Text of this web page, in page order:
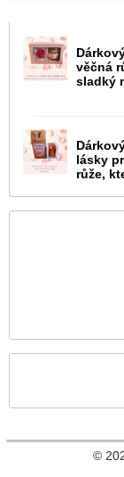
věčná
sladký
lásky
růže,
©